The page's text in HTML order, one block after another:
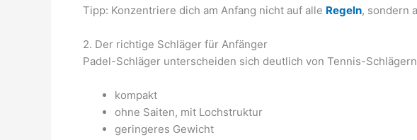
Tipp: Konzentriere dich am Anfang nicht auf alle Regeln, sondern
2. Der richtige Schläger für Anfänger
Padel-Schläger unterscheiden sich deutlich von Tennis-
kompakt
ohne Saiten, mit Lochstruktur
geringeres Gewicht